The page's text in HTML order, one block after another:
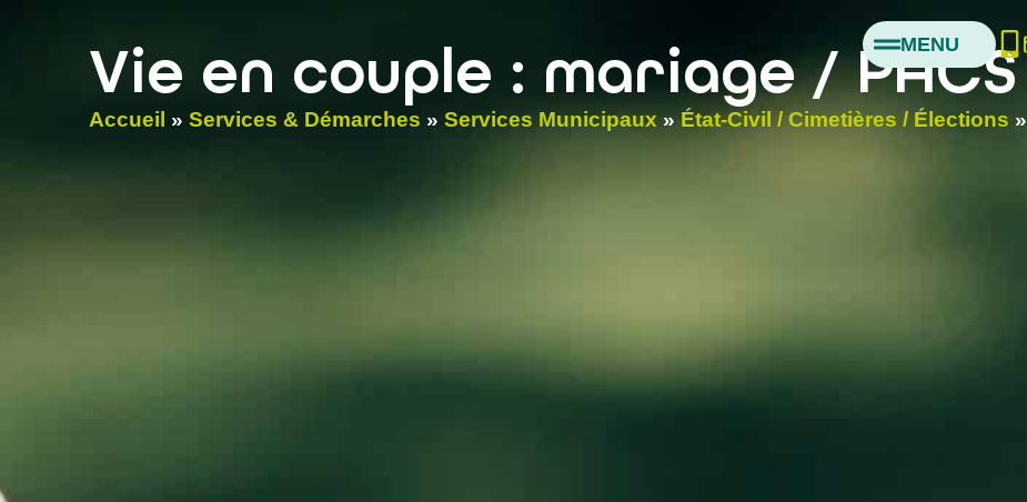
MENU
Vie en couple : mariage / PACS
Accueil » Services & Démarches » Services Municipaux » État-Civil / Cimetières / Élections »